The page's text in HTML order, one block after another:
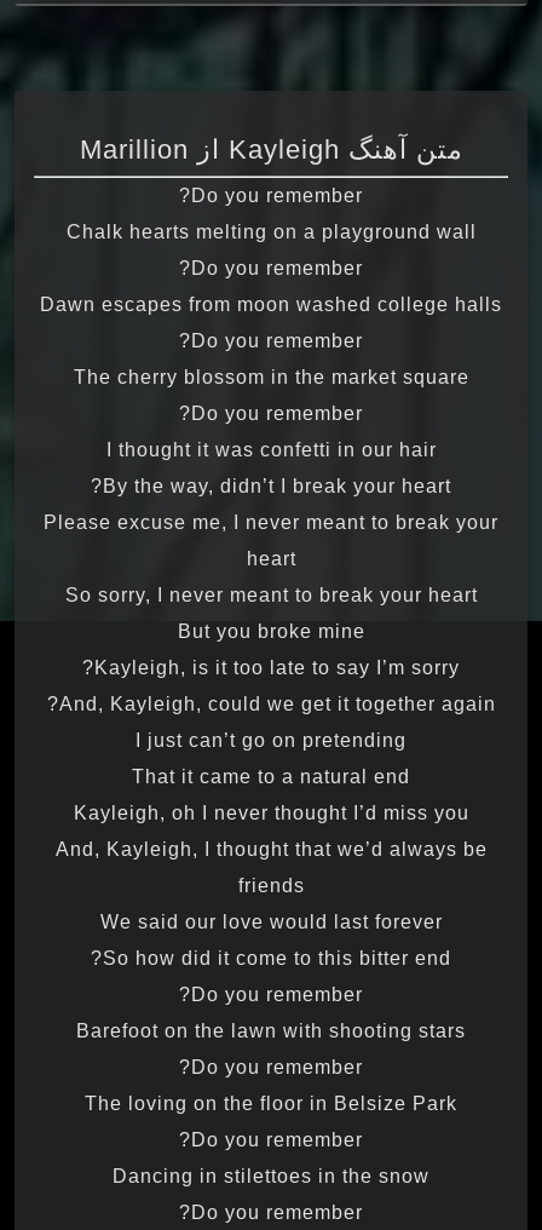
متن آهنگ Kayleigh از Marillion
Do you remember?
Chalk hearts melting on a playground wall
Do you remember?
Dawn escapes from moon washed college halls
Do you remember?
The cherry blossom in the market square
Do you remember?
I thought it was confetti in our hair
By the way, didn’t I break your heart?
Please excuse me, I never meant to break your
heart
So sorry, I never meant to break your heart
But you broke mine
Kayleigh, is it too late to say I’m sorry?
And, Kayleigh, could we get it together again?
I just can’t go on pretending
That it came to a natural end
Kayleigh, oh I never thought I’d miss you
And, Kayleigh, I thought that we’d always be
friends
We said our love would last forever
So how did it come to this bitter end?
Do you remember?
Barefoot on the lawn with shooting stars
Do you remember?
The loving on the floor in Belsize Park
Do you remember?
Dancing in stilettoes in the snow
Do you remember?